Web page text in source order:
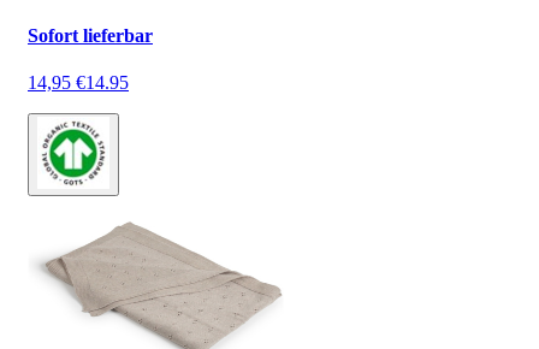
Sofort lieferbar
14,95 €14.95